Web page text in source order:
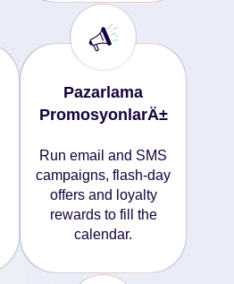
Pazarlama
PromosyonlarÄ±
Run email and SMS
campaigns, flash-day
offers and loyalty
rewards to fill the
calendar.